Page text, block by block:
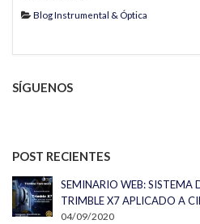
Blog Instrumental & Óptica
SÍGUENOS
POST RECIENTES
SEMINARIO WEB: SISTEMA
TRIMBLE X7 APLICADO A
04/09/2020